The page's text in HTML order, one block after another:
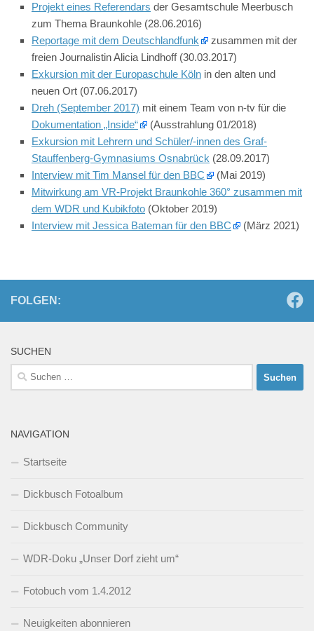
Projekt eines Referendars der Gesamtschule Meerbusch
zum Thema Braunkohle (28.06.2016)
Reportage mit dem Deutschlandfunk
zusammen mit der
freien Journalistin Alicia Lindhoff (30.03.2017)
Exkursion mit der Europaschule Köln in den alten und
neuen Ort (07.06.2017)
Dreh (September 2017) mit einem Team von n-tv für die
Dokumentation „Inside“
(Ausstrahlung 01/2018)
Exkursion mit Lehrern und Schüler/-innen des Graf-
Stauffenberg-Gymnasiums Osnabrück (28.09.2017)
Interview mit Tim Mansel für den BBC
(Mai 2019)
Mitwirkung am VR-Projekt Braunkohle 360° zusammen mit
dem WDR und Kubikfoto (Oktober 2019)
Interview mit Jessica Bateman für den BBC
(März 2021)
FOLGEN:
SUCHEN
Suchen
nach:
NAVIGATION
Startseite
Dickbusch Fotoalbum
Dickbusch Community
WDR-Doku „Unser Dorf zieht um“
Fotobuch vom 1.4.2012
Neuigkeiten abonnieren